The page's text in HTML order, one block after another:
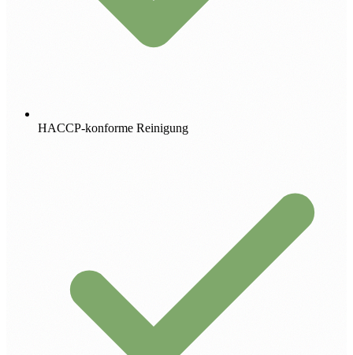
HACCP-konforme Reinigung